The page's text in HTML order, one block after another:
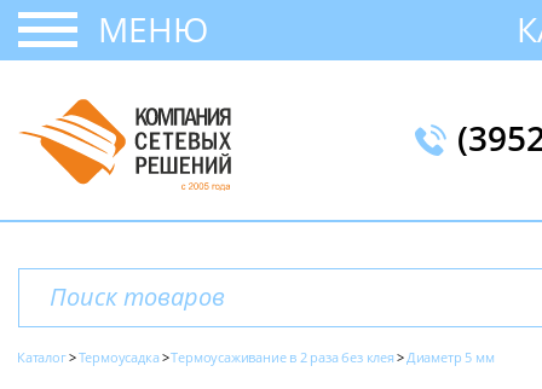
МЕНЮ
Каталог Термоусадка Термоусаживание в 2 раза без клея Диаметр 5 мм